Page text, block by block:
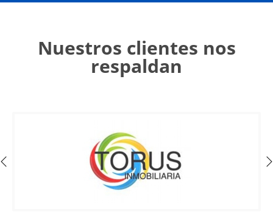
Nuestros clientes nos
respaldan